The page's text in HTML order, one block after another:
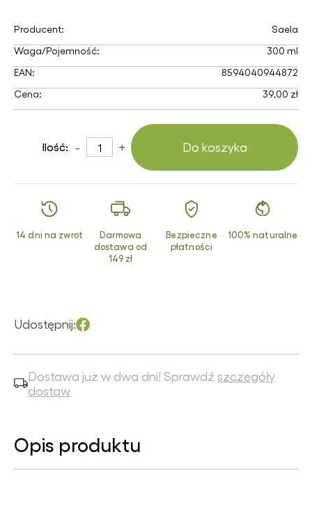
Producent:
Saela
Waga/Pojemność:
300 ml
EAN:
8594040944872
Cena:
39,00 zł
Ilość: - + Do koszyka
14 dni na zwrot
Darmowa
dostawa od
149 zł
Bezpieczne
płatności
100% naturalne
Udostępnij:
Dostawa już w dwa dni! Sprawdź szczegóły
dostaw
Opis produktu